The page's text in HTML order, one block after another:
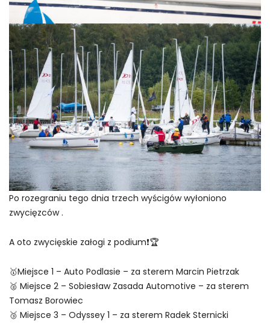
Po rozegraniu tego dnia trzech wyścigów wyłoniono
zwycięzców .
A oto zwycięskie załogi z podium❗️🏆
🥇Miejsce 1 – Auto Podlasie – za sterem Marcin Pietrzak
🥈 Miejsce 2 – Sobiesław Zasada Automotive – za sterem
Tomasz Borowiec
🥉 Miejsce 3 – Odyssey 1 – za sterem Radek Sternicki